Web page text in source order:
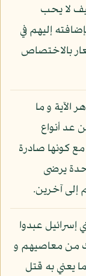
لا يحب
إليهم في
بالاختصاص
الآية و ما
عد أنواع
كونها صادرة
يرضى
آخرين.
عبدوا
من معاصيهم و
يعني به قتل